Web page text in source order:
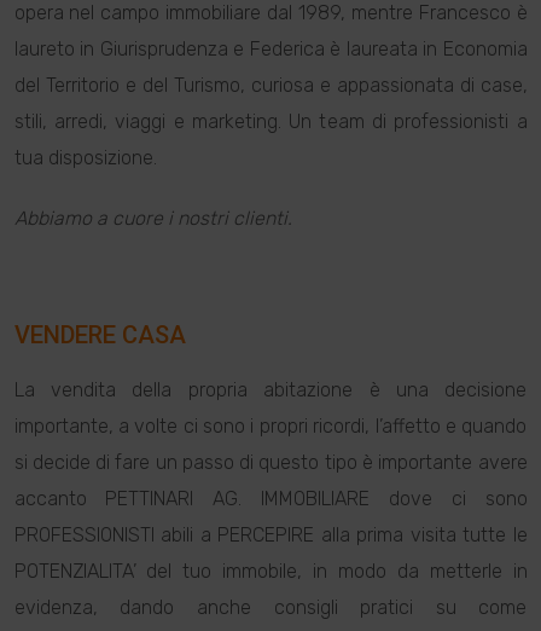
opera nel campo immobiliare dal 1989, mentre Francesco è
laureto in Giurisprudenza e Federica è laureata in Economia
del Territorio e del Turismo, curiosa e appassionata di case,
stili, arredi, viaggi e marketing. Un team di professionisti a
tua disposizione.
Abbiamo a cuore i nostri clienti.
VENDERE CASA
La vendita della propria abitazione è una decisione
importante, a volte ci sono i propri ricordi, l’affetto e quando
si decide di fare un passo di questo tipo è importante avere
accanto PETTINARI AG. IMMOBILIARE dove ci sono
PROFESSIONISTI abili a PERCEPIRE alla prima visita tutte le
POTENZIALITA’ del tuo immobile, in modo da metterle in
evidenza, dando anche consigli pratici su come